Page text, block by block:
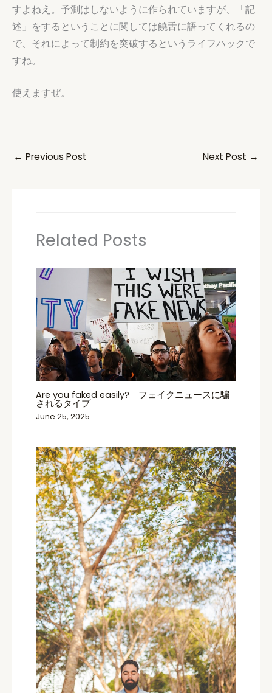
すよねえ。予測はしないように作られていますが、「記
述」をするということに関しては饒舌に語ってくれるの
で、それによって制約を突破するというライフハックで
すね。
使えますぜ。
← Previous Post Next Post →
Related Posts
Are you faked easily?｜フェイクニュースに騙
されるタイプ
June 25, 2025